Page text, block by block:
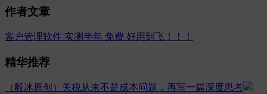
作者文章
客户管理软件 实测半年 免费 好用到飞！！！
精华推荐
（毅冰原创）关税从来不是成本问题，再写一篇深度思考